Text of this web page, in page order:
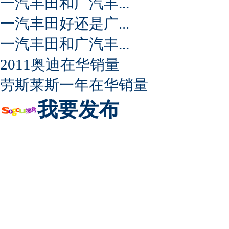
一汽丰田好还是广...
一汽丰田和广汽丰...
2011奥迪在华销量
劳斯莱斯一年在华销量
我要发布